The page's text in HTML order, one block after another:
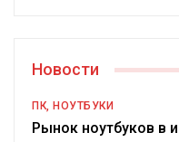
Новости
ПК, НОУТБУКИ
Рынок ноутбуков в